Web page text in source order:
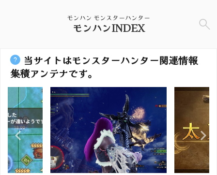
モンハン モンスターハンター
モンハンINDEX
当サイトはモンスターハンター関連情報
集積アンテナです。